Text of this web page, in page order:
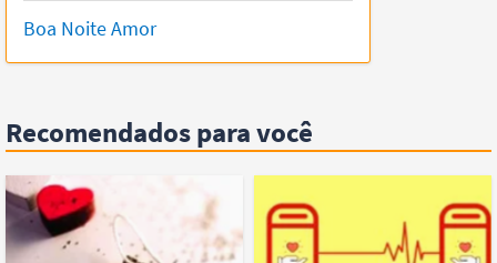
Boa Noite Amor
Recomendados para você